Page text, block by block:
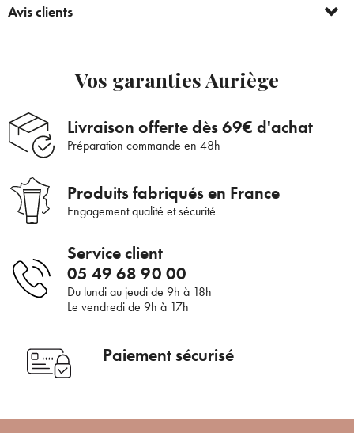
Supprimer le produit ?
Voulez-vous vraiment supprimer le produit suivant du
panier ?
ANNULER
Avis clients
Vos garanties Auriège
Livraison offerte dès 69€ d'achat
Préparation commande en 48h
Produits fabriqués en France
Engagement qualité et sécurité
Service client
05 49 68 90 00
Du lundi au jeudi de 9h à 18h
Le vendredi de 9h à 17h
Paiement sécurisé
Bienvenue !
Pour être au courant de nos dernières
bénéficier de nos conseils de saison, inscrivez-
vous à notre Newsletter.
JE M’INSCRIS